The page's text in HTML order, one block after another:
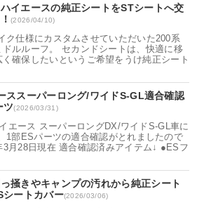
ハイエースの純正シートをSTシートへ交
(2026/04/10)
ク仕様にカスタムさせていただいた200系
ルルーフ。 セカンドシートは、快適に移
確保したいというご希望をうけ純正シート
ススーパーロング/ワイドS-GL適合確認
ツ(2026/03/31)
エース スーパーロングDX/ワイドS-GL車に
1部ESパーツの適合確認がとれましたので
月28日現在 適合確認済みアイテム↓ ●ESフ
掻きやキャンプの汚れから純正シート
シートカバー(2026/03/06)